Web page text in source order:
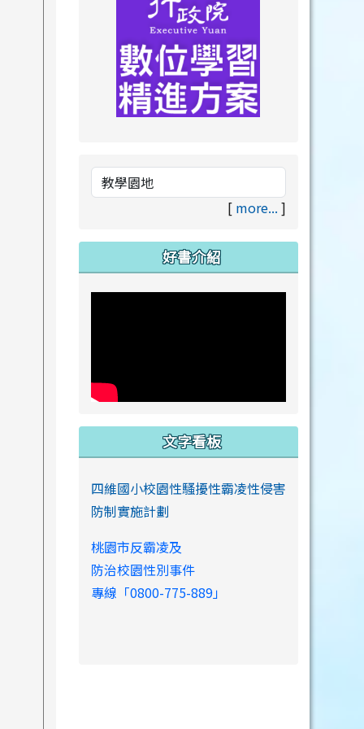
[ more... ]
好書介紹
文字看板
四維國小校園性騷擾性霸凌性侵害
防制實施計劃
桃園市反霸凌及
防治校園性別事件
專線「0800-775-889」